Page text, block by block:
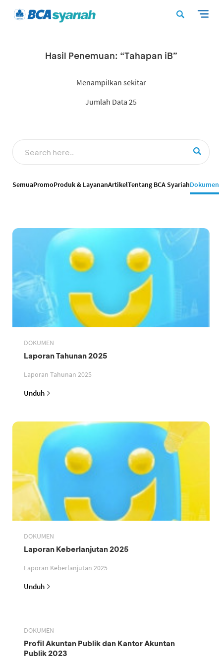
Hasil Penemuan: “Tahapan iB”
Menampilkan sekitar
Jumlah Data 25
SemuaPromoProduk & LayananArtikelTentang BCA SyariahDokumen
DOKUMEN
Laporan Tahunan 2025
Laporan Tahunan 2025
Unduh
DOKUMEN
Laporan Keberlanjutan 2025
Laporan Keberlanjutan 2025
Unduh
DOKUMEN
Profil Akuntan Publik dan Kantor Akuntan
Publik 2023